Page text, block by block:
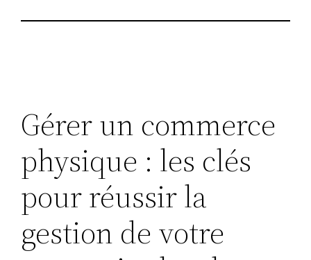
Gérer un commerce
physique : les clés
pour réussir la
gestion de votre